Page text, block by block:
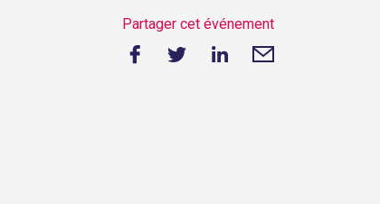
Partager cet événement